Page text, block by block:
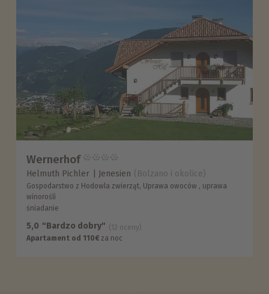
Wernerhof
Helmuth Pichler Jenesien (Bolzano i okolice)
Gospodarstwo z Hodowla zwierząt, Uprawa owoców , uprawa
winorośli
śniadanie
5,0 "Bardzo dobry"
(12 oceny)
Apartament od 110€ za noc